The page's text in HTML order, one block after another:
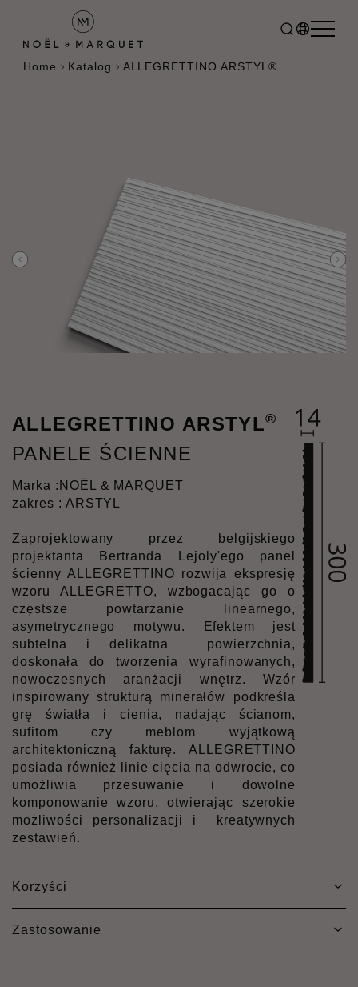
Home Katalog ALLEGRETTINO ARSTYL®
ALLEGRETTINO ARSTYL®
PANELE ŚCIENNE
Marka : NOËL & MARQUET
zakres : ARSTYL
Zaprojektowany przez belgijskiego
projektanta Bertranda Lejoly'ego panel
ścienny ALLEGRETTINO rozwija ekspresję
wzoru ALLEGRETTO, wzbogacając go o
częstsze powtarzanie linearnego,
asymetrycznego motywu. Efektem jest
subtelna i delikatna
powierzchnia,
doskonała do tworzenia wyrafinowanych,
nowoczesnych aranżacji wnętrz. Wzór
inspirowany strukturą minerałów podkreśla
grę światła i cienia, nadając ścianom,
sufitom czy meblom wyjątkową
architektoniczną fakturę. ALLEGRETTINO
posiada również linie cięcia na odwrocie, co
umożliwia przesuwanie i dowolne
komponowanie wzoru, otwierając szerokie
możliwości personalizacji i
kreatywnych
zestawień.
Korzyści
Zastosowanie